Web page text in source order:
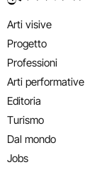
Arti visive
Progetto
Professioni
Arti performative
Editoria
Turismo
Dal mondo
Jobs